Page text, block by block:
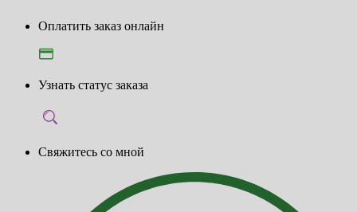
Оплатить заказ онлайн
Узнать статус заказа
Свяжитесь со мной